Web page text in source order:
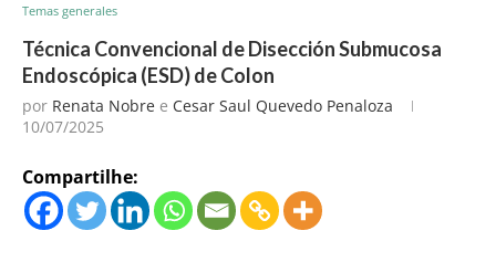
Temas generales
Técnica Convencional de Disección Submucosa
Endoscópica (ESD) de Colon
por Renata Nobre e Cesar Saul Quevedo Penaloza
10/07/2025
Compartilhe: